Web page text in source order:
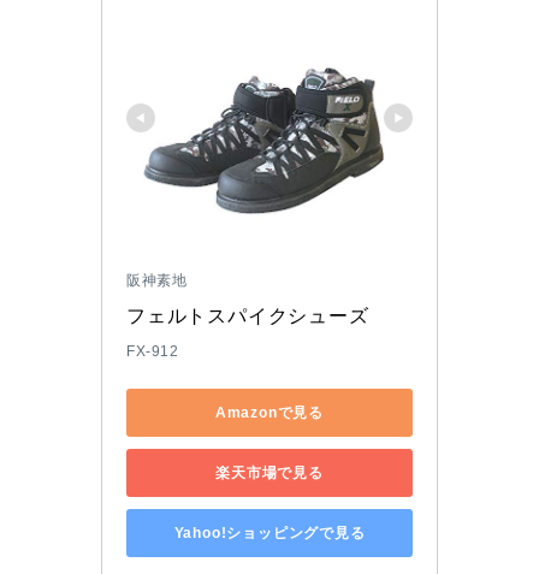
阪神素地
フェルトスパイクシューズ
FX-912
Amazonで見る
楽天市場で見る
Yahoo!ショッピングで見る